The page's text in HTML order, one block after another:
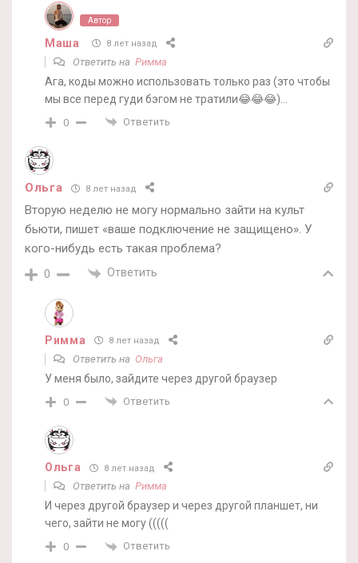
Автор
Маша 8 лет назад
Ответить на Римма
Ага, коды можно использовать только раз (это чтобы
мы все перед гуди бэгом не тратили😂😂😂)…
0 Ответить
Ольга 8 лет назад
Вторую неделю не могу нормально зайти на культ
бьюти, пишет «ваше подключение не защищено». У
кого-нибудь есть такая проблема?
0 Ответить
Римма 8 лет назад
Ответить на Ольга
У меня было, зайдите через другой браузер
0 Ответить
Ольга 8 лет назад
Ответить на Римма
И через другой браузер и через другой планшет, ни
чего, зайти не могу (((((
0 Ответить